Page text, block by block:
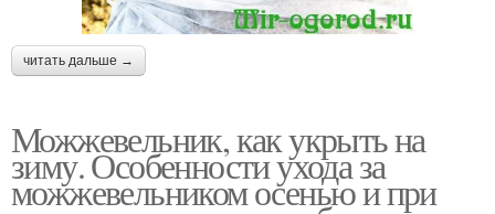
читать дальше →
Можжевельник, как укрыть на
зиму. Особенности ухода за
можжевельником осенью и при